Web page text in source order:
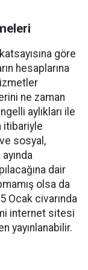
göre
hesaplarına
ne zaman
aylıkları ile
itibariyle
ve sosyal,
dair
olsa da
Ocak civarında
internet sitesi
yayınlanabilir.